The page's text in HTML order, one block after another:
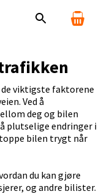
viktigste faktorene
Ved å
deg og bilen
plutselige endringer i
bilen trygt når
du kan gjøre
og andre bilister.